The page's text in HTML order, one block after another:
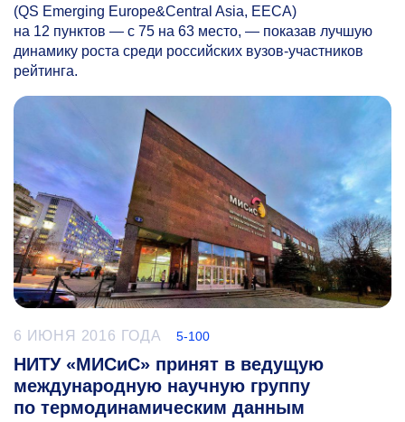
(QS Emerging Europe&Central Asia, EECA)
на 12 пунктов — с 75 на 63 место, — показав лучшую
динамику роста среди российских вузов-участников
рейтинга.
6 ИЮНЯ 2016 ГОДА 5-100
НИТУ «МИСиС» принят в ведущую
международную научную группу
по термодинамическим данным